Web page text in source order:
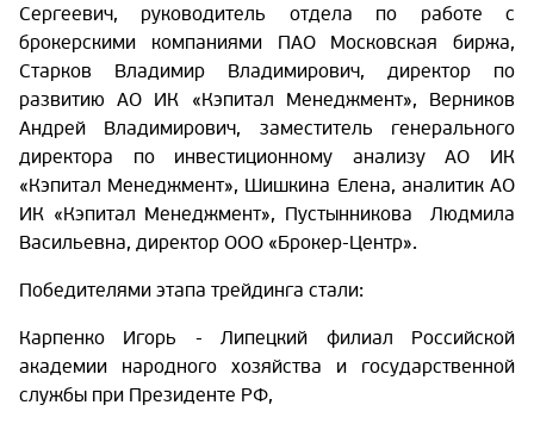
Сергеевич, руководитель отдела по работе с
брокерскими компаниями ПАО Московская биржа,
Старков Владимир Владимирович, директор по
развитию АО ИК «Кэпитал Менеджмент», Верников
Андрей Владимирович, заместитель генерального
директора по инвестиционному анализу АО ИК
«Кэпитал Менеджмент», Шишкина Елена, аналитик АО
ИК «Кэпитал Менеджмент», Пустынникова Людмила
Васильевна, директор ООО «Брокер-Центр».
Победителями этапа трейдинга стали:
Карпенко Игорь - Липецкий филиал Российской
академии народного хозяйства и государственной
службы при Президенте РФ,